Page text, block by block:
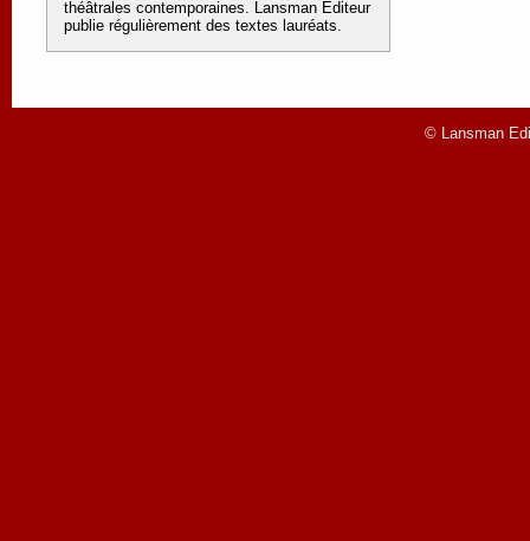
théâtrales contemporaines. Lansman Editeur
publie régulièrement des textes lauréats.
© Lansman